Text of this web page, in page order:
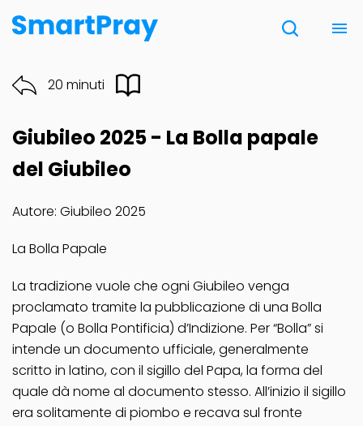
Chi siamo
Contatti
Donazione
Note Legali
20 minuti
Giubileo 2025 - La Bolla papale
del Giubileo
Autore: Giubileo 2025
La Bolla Papale
La tradizione vuole che ogni Giubileo venga
proclamato tramite la pubblicazione di una Bolla
Papale (o Bolla Pontificia) d’Indizione. Per “Bolla” si
intende un documento ufficiale, generalmente
scritto in latino, con il sigillo del Papa, la forma del
quale dà nome al documento stesso. All’inizio il sigillo
era solitamente di piombo e recava sul fronte